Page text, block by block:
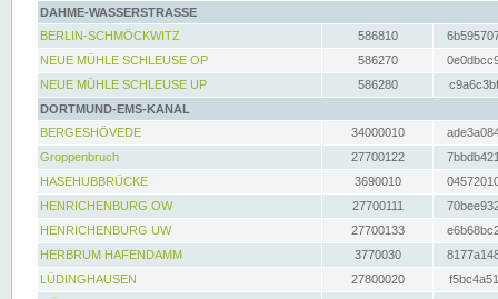
DAHME-WASSERSTRASSE
BERLIN-SCHMÖCKWITZ
586810
NEUE MÜHLE SCHLEUSE OP
586270
NEUE MÜHLE SCHLEUSE UP
586280
DORTMUND-EMS-KANAL
BERGESHÖVEDE
34000010
Groppenbruch
27700122
HASEHUBBRÜCKE
3690010
HENRICHENBURG OW
27700111
HENRICHENBURG UW
27700133
HERBRUM HAFENDAMM
3770030
LÜDINGHAUSEN
27800020